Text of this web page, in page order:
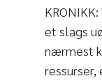
et slags
nærmest
ressurser,